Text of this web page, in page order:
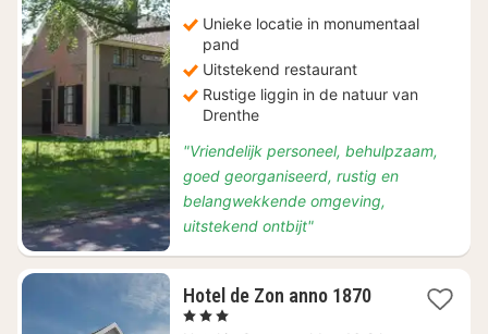
Unieke locatie in monumentaal
pand
Uitstekend restaurant
Rustige liggin in de natuur van
Drenthe
"Vriendelijk personeel, behulpzaam,
goed georganiseerd, rustig en
belangwekkende omgeving,
uitstekend ontbijt"
Hotel de Zon anno 18701
, 3 Sterren